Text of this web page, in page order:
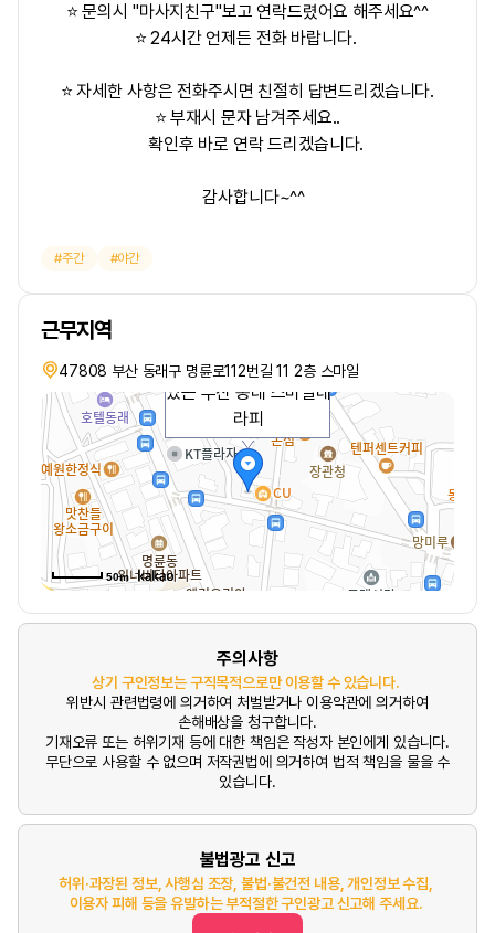
⭐ 문의시 "마사지친구"보고 연락드렸어요 해주세요^^
⭐ 24시간 언제든 전화 바랍니다.
⭐ 자세한 사항은 전화주시면 친절히 답변드리겠습니다.
⭐ 부재시 문자 남겨주세요..
확인후 바로 연락 드리겠습니다.
감사합니다~^^
주간 야간
근무지역
47808 부산 동래구 명륜로112번길 11 2층 스마일
마사지구인을 진행하고
있는 부산 동래 스마일테
라피
50m
주의사항
상기 구인정보는 구직목적으로만 이용할 수 있습니다.
위반시 관련법령에 의거하여 처벌받거나 이용약관에 의거하여
손해배상을 청구합니다.
기재오류 또는 허위기재 등에 대한 책임은 작성자 본인에게 있습니다.
무단으로 사용할 수 없으며 저작권법에 의거하여 법적 책임을 물을 수
있습니다.
불법광고 신고
허위·과장된 정보, 사행심 조장, 불법·불건전 내용, 개인정보 수집,
이용자 피해 등을 유발하는 부적절한 구인광고 신고해 주세요.